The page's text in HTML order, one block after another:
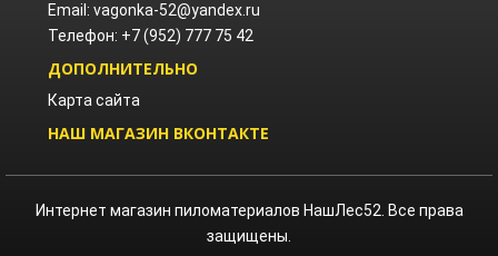
Email: vagonka-52@yandex.ru
Телефон: +7 (952) 777 75 42
ДОПОЛНИТЕЛЬНО
Карта сайта
НАШ МАГАЗИН ВКОНТАКТЕ
Интернет магазин пиломатериалов НашЛес52. Все права
защищены.